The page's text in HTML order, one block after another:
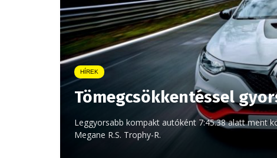
HÍREK
Tömegcsökkentéssel
Leggyorsabb kompakt autóként 7:45.38 alatt ment
Megane R.S. Trophy-R.